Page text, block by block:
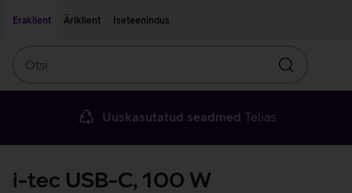
Eraklient
Äriklient Iseteenindus
Otsin
Uuskasutatud seadmed Telias
i-tec USB-C, 100 W